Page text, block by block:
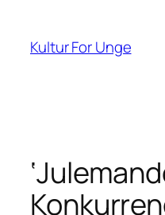
indhold
Kultur For Unge